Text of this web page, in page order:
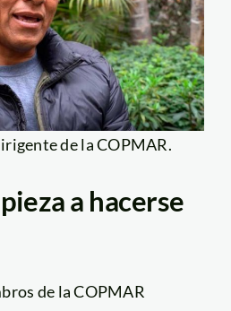
de la COPMAR.
a hacerse
de la COPMAR